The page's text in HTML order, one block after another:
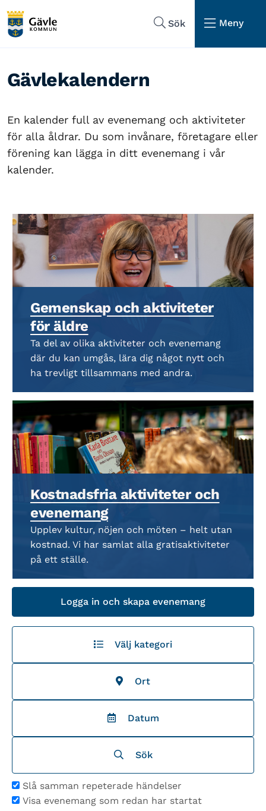
Sök
Meny
Gävlekalendern
En kalender full av evenemang och aktiviteter
för alla åldrar. Du som invånare, företagare eller
förening kan lägga in ditt evenemang i vår
kalender.
Gemenskap och aktiviteter
för äldre
Ta del av olika aktiviteter och evenemang
där du kan umgås, lära dig något nytt och
ha trevligt tillsammans med andra.
Kostnadsfria aktiviteter och
evenemang
Upplev kultur, nöjen och möten – helt utan
kostnad. Vi har samlat alla gratisaktiviteter
på ett ställe.
Logga in och skapa evenemang
Välj kategori
Ort
Datum
Sök
Slå samman repeterade händelser
Visa evenemang som redan har startat